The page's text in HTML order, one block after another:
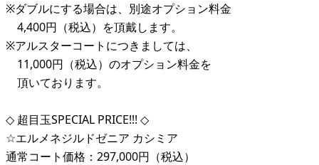
※ダブルにする場合は、別途オプション料金
4,400円（税込）を頂戴します。
※アルスターコートにつきましては、
11,000円（税込）のオプション料金を
頂いております。
◇ 超目玉SPECIAL PRICE!!! ◇
☆エルメネジルドゼニア カシミア
通常コート価格：297,000円（税込）